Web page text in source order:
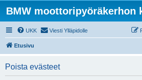
BMW moottoripyöräkerhon
UKK Viesti Ylläpidolle
Etusivu
Poista evästeet